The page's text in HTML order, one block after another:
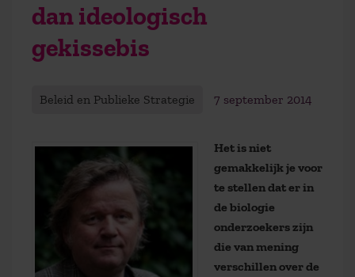
dan ideologisch
gekissebis
Beleid en Publieke Strategie 7 september 2014
Het is niet
gemakkelijk je voor
te stellen dat er in
de biologie
onderzoekers zijn
die van mening
verschillen over de